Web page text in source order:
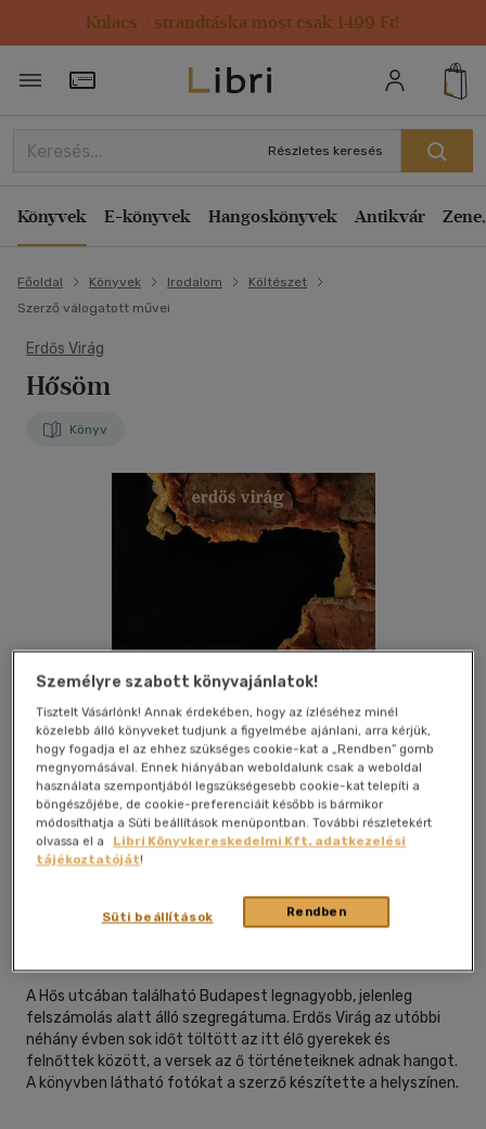
Kulacs / strandtáska most csak 1499 Ft!
Törzsvásárlói Kártya adatai
Részletes keresés
Könyvek E-könyvek Hangoskönyvek Antikvár
Főoldal Könyvek Irodalom
Költészet
Szerző válogatott művei
Erdős Virág
Hősöm
Könyv
Kívánságlistához adom Megosztom
(3 vélemény)
Magvető Kft.|2020|magyar nyelvű|keménytábla
A Hős utcában található Budapest legnagyobb, jelenleg
felszámolás alatt álló szegregátuma. Erdős Virág az utóbbi
néhány évben sok időt töltött az itt élő gyerekek és
felnőttek között, a versek az ő történeteiknek adnak hangot.
A könyvben látható fotókat a szerző készítette a helyszínen.
Személyre szabott könyvajánlatok!
Tisztelt Vásárlónk! Annak érdekében, hogy az ízléséhez minél
közelebb álló könyveket tudjunk a figyelmébe ajánlani, arra kérjük,
hogy fogadja el az ehhez szükséges cookie-kat a „Rendben” gomb
megnyomásával. Ennek hiányában weboldalunk csak a weboldal
használata szempontjából legszükségesebb cookie-kat telepíti a
böngészőjébe, de cookie-preferenciáit később is bármikor
módosíthatja a Süti beállítások menüpontban. További részletekért
olvassa el a
Libri Könyvkereskedelmi Kft. adatkezelési
tájékoztatóját!
Rendben
Süti beállítások